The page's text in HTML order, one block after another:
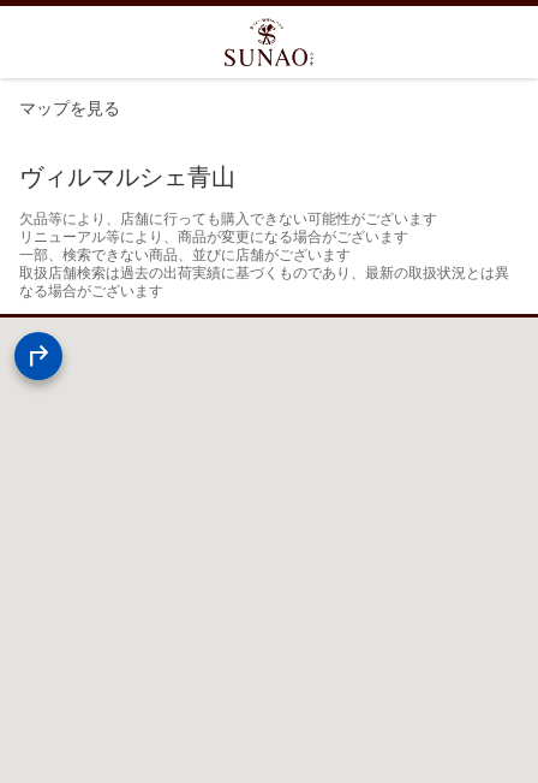
マップを見る
ヴィルマルシェ青山
欠品等により、店舗に行っても購入できない可能性がございます
リニューアル等により、商品が変更になる場合がございます
一部、検索できない商品、並びに店舗がございます
取扱店舗検索は過去の出荷実績に基づくものであり、最新の取扱状況とは異
なる場合がございます